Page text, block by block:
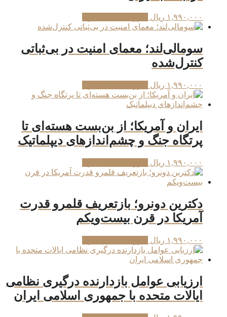
۱,۹۹۰,۰۰۰ ریال
سومالی‌لند؛ معمای امنیت در بی‌ثباتی
کنترل‌شده
۱,۹۹۰,۰۰۰ ریال
ایران و آمریکا؛ از بن‌بست هسته‌ای تا
پرتگاه جنگ و چشم‌اندازهای دیپلماتیک
۱,۹۹۰,۰۰۰ ریال
دکترین دونرو؛ بازتعریف قلمرو قدرت
آمریکا در قرن بیست‌ویکم
۱,۹۹۰,۰۰۰ ریال
ارزیابی عوامل بازدارنده درگیری نظامی
ایالات متحده با جمهوری اسلامی ایران